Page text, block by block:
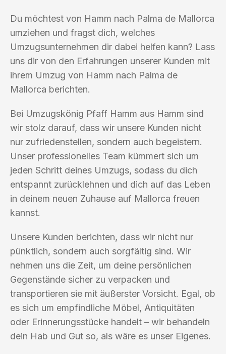
Du möchtest von Hamm nach Palma de Mallorca
umziehen und fragst dich, welches
Umzugsunternehmen dir dabei helfen kann? Lass
uns dir von den Erfahrungen unserer Kunden mit
ihrem Umzug von Hamm nach Palma de
Mallorca berichten.
Bei Umzugskönig Pfaff Hamm aus Hamm sind
wir stolz darauf, dass wir unsere Kunden nicht
nur zufriedenstellen, sondern auch begeistern.
Unser professionelles Team kümmert sich um
jeden Schritt deines Umzugs, sodass du dich
entspannt zurücklehnen und dich auf das Leben
in deinem neuen Zuhause auf Mallorca freuen
kannst.
Unsere Kunden berichten, dass wir nicht nur
pünktlich, sondern auch sorgfältig sind. Wir
nehmen uns die Zeit, um deine persönlichen
Gegenstände sicher zu verpacken und
transportieren sie mit äußerster Vorsicht. Egal, ob
es sich um empfindliche Möbel, Antiquitäten
oder Erinnerungsstücke handelt – wir behandeln
dein Hab und Gut so, als wäre es unser Eigenes.